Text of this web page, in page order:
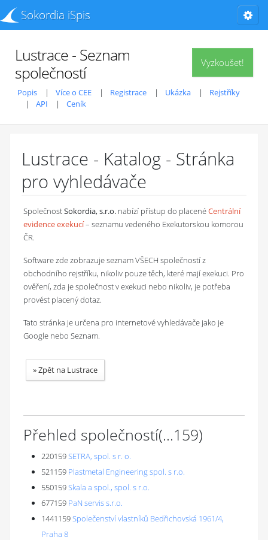
Sokordia iSpis
Vyzkoušet!
Lustrace - Seznam
společností
Popis Více o CEE Registrace Ukázka
Rejstříky
API
Ceník
Lustrace - Katalog - Stránka
pro vyhledávače
SpolečnostSokordia, s.r.o. nabízí přístup do placenéCentrální
evidence exekucí– seznamu vedeného Exekutorskou komorou
ČR.
Software zde zobrazuje seznam VŠECH společností z
obchodního rejstříku, nikoliv pouze těch, které mají exekuci. Pro
ověření, zda je společnost v exekuci nebo nikoliv, je potřeba
provést placený dotaz.
Tato stránka je určena pro internetové vyhledávače jako je
Google nebo Seznam.
»Zpět na Lustrace
Přehled společností(...159)
220159SETRA, spol. s r. o.
521159 Plastmetal Engineering spol. s r.o.
550159Skala a spol., spol. s r.o.
677159 PaN servis s.r.o.
1441159Společenství vlastníků Bedřichovská 1961/4,
Praha 8